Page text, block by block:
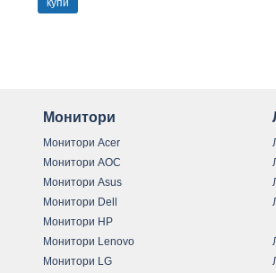
Монитори
Монитори Acer
Монитори AOC
Монитори Asus
Монитори Dell
Монитори HP
Монитори Lenovo
Монитори LG